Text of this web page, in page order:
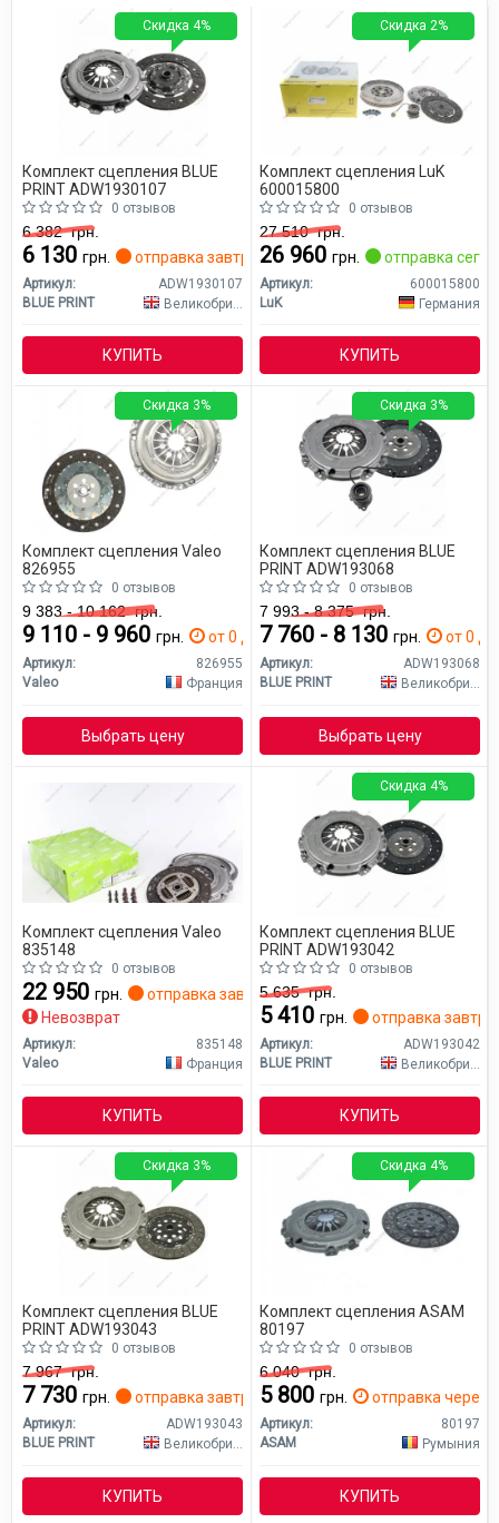
Комплект сцепления BLUE
PRINT ADW1930107
0 отзывов
6 382грн.
6 130 грн. отправка завтра
Артикул:
ADW1930107
BLUE PRINT
Великобритания
КУПИТЬ
Скидка 4%
Комплект сцепления LuK
600015800
0 отзывов
27 510грн.
26 960 грн. отправка
Артикул:
600015800
LuK
Германия
КУПИТЬ
Скидка 2%
Комплект сцепления Valeo
826955
0 отзывов
9 383 - 10 162грн.
9 110 - 9 960 грн. от 0 дн.
Артикул:
826955
Valeo
Франция
Выбрать цену
Скидка 3%
Комплект сцепления BLUE
PRINT ADW193068
0 отзывов
7 993 - 8 375грн.
7 760 - 8 130 грн. от 0 дн.
Артикул:
ADW193068
BLUE PRINT
Великобритания
Выбрать цену
Скидка 3%
Комплект сцепления Valeo
835148
0 отзывов
22 950 грн.
отправка завтра
Невозврат
Артикул:
835148
Valeo
Франция
КУПИТЬ
Комплект сцепления BLUE
PRINT ADW193042
0 отзывов
5 635грн.
5 410 грн. отправка завтра
Артикул:
ADW193042
BLUE PRINT
Великобритания
КУПИТЬ
Скидка 4%
Комплект сцепления BLUE
PRINT ADW193043
0 отзывов
7 967грн.
7 730 грн. отправка завтра
Артикул:
ADW193043
BLUE PRINT
Великобритания
КУПИТЬ
Скидка 3%
Комплект сцепления ASAM
80197
0 отзывов
6 040грн.
5 800 грн. отправка через
Артикул:
80197
ASAM
Румыния
КУПИТЬ
Скидка 4%